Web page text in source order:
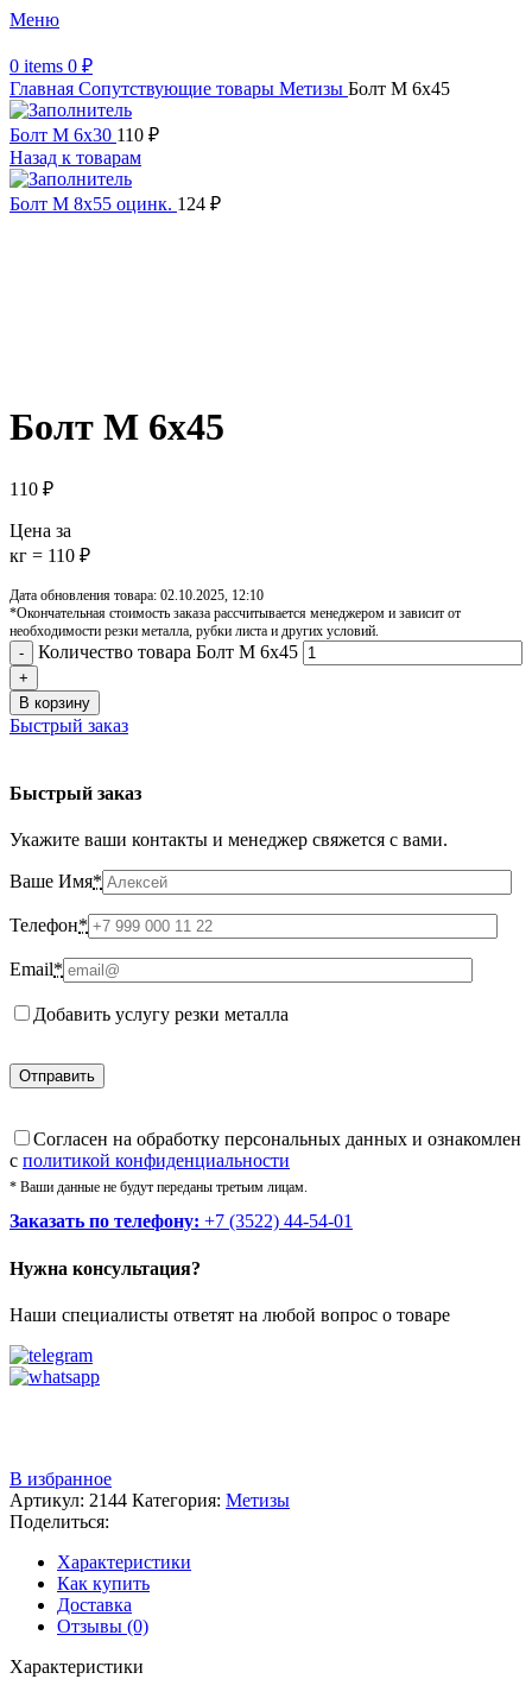
Меню
0 items 0 ₽
Главная Сопутствующие товары Метизы Болт М 6х45
Болт М 6х30 110 ₽
Назад к товарам
Болт М 8х55 оцинк. 124 ₽
Болт М 6х45
110 ₽
Цена за
кг = 110 ₽
Дата обновления товара: 02.10.2025, 12:10
*Окончательная стоимость заказа рассчитывается менеджером и зависит от
необходимости резки металла, рубки листа и других условий.
Количество товара Болт М 6х45
В корзину
Быстрый заказ
Быстрый заказ
Укажите ваши контакты и менеджер свяжется с вами.
Ваше Имя*
Телефон*
Email*
Добавить услугу резки металла
Cогласен на обработку персональных данных и ознакомлен
с политикой конфиденциальности
* Ваши данные не будут переданы третьим лицам.
Заказать по телефону: +7 (3522) 44-54-01
Нужна консультация?
Наши специалисты ответят на любой вопрос о товаре
В избранное
Артикул: 2144 Категория: Метизы
Поделиться:
Характеристики
Как купить
Доставка
Отзывы (0)
Характеристики